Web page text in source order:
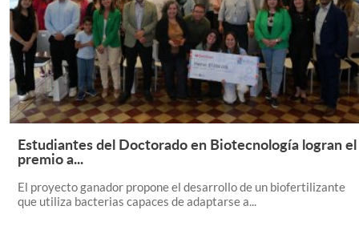
Leer Más +
Estudiantes del Doctorado en Biotecnología logran el
premio a...
El proyecto ganador propone el desarrollo de un biofertilizante
que utiliza bacterias capaces de adaptarse a...